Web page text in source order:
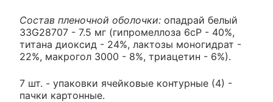
Состав пленочной оболочки: опадрай белый
33G28707 - 7.5 мг (гипромеллоза 6сР - 40%,
титана диоксид - 24%, лактозы моногидрат -
22%, макрогол 3000 - 8%, триацетин - 6%).
7 шт. - упаковки ячейковые контурные (4) -
пачки картонные.